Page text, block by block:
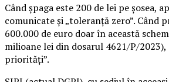
Când șpaga este 200 de lei pe șosea,
comunicate și „toleranță zero”. Când
600.000 de euro doar în această
milioane lei din dosarul 4621/P/2023),
priorități”.